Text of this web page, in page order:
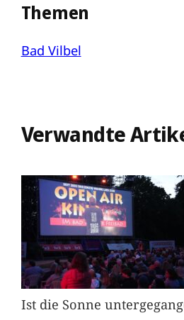
Themen
Bad Vilbel
Verwandte
Ist die Sonne